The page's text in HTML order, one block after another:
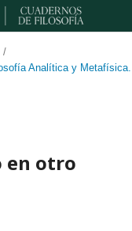
/
Analítica y
en otro